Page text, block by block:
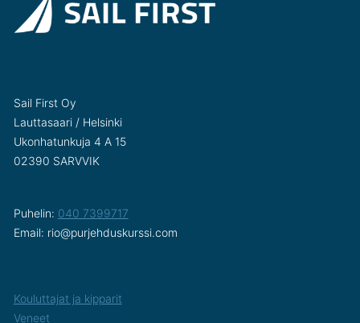
Sail First Oy
Lauttasaari / Helsinki
Ukonhatunkuja 4 A 15
02390 SARVVIK
Puhelin: 040 7399717
Email: rio@purjehduskurssi.com
Kouluttajat ja kipparit
Veneet